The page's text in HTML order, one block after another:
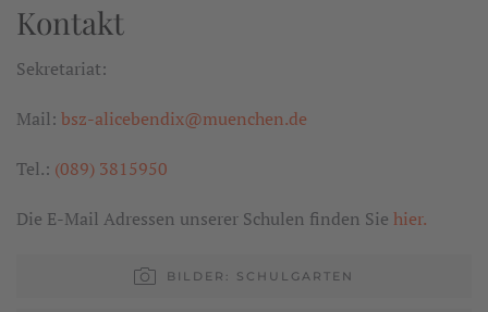
Kontakt
Sekretariat:
Mail: bsz-alicebendix@muenchen.de
Tel.: (089) 3815950
Die E-Mail Adressen unserer Schulen finden Sie hier.
BILDER: SCHULGARTEN